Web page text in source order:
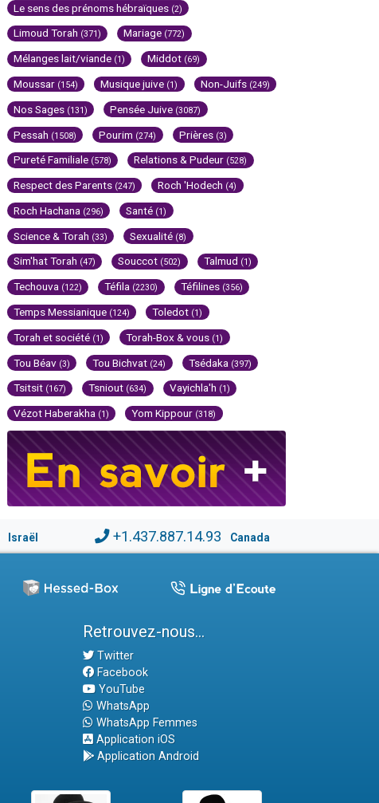
Le sens des prénoms hébraïques (2)
Limoud Torah (371) Mariage (772)
Mélanges lait/viande (1) Middot (69)
Moussar (154) Musique juive (1) Non-Juifs (249)
Nos Sages (131) Pensée Juive (3087)
Pessah (1508) Pourim (274) Prières (3)
Pureté Familiale (578) Relations & Pudeur (528)
Respect des Parents (247) Roch 'Hodech (4)
Roch Hachana (296) Santé (1)
Science & Torah (33) Sexualité (8)
Sim'hat Torah (47) Souccot (502) Talmud (1)
Techouva (122) Téfila (2230) Téfilines (356)
Temps Messianique (124) Toledot (1)
Torah et société (1) Torah-Box & vous (1)
Tou Béav (3) Tou Bichvat (24) Tsédaka (397)
Tsitsit (167) Tsniout (634) Vayichla'h (1)
Vézot Haberakha (1) Yom Kippour (318)
Israël +1.437.887.14.93 Canada
Retrouvez-nous...
Twitter
Facebook
YouTube
WhatsApp
WhatsApp Femmes
Application iOS
Application Android